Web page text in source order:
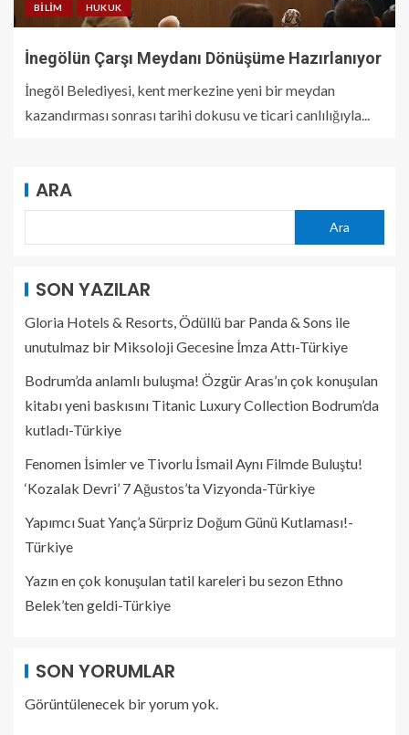
BILIM HUKUK
İnegölün Çarşı Meydanı Dönüşüme Hazırlanıyor
İnegöl Belediyesi, kent merkezine yeni bir meydan
kazandırması sonrası tarihi dokusu ve ticari canlılığıyla...
ARA
Ara
SON YAZILAR
Gloria Hotels & Resorts, Ödüllü bar Panda & Sons ile
unutulmaz bir Miksoloji Gecesine İmza Attı-Türkiye
Bodrum’da anlamlı buluşma! Özgür Aras’ın çok konuşulan
kitabı yeni baskısını Titanic Luxury Collection Bodrum’da
kutladı-Türkiye
Fenomen İsimler ve Tivorlu İsmail Aynı Filmde Buluştu!
‘Kozalak Devri’ 7 Ağustos’ta Vizyonda-Türkiye
Yapımcı Suat Yanç’a Sürpriz Doğum Günü Kutlaması!-
Türkiye
Yazın en çok konuşulan tatil kareleri bu sezon Ethno
Belek’ten geldi-Türkiye
SON YORUMLAR
Görüntülenecek bir yorum yok.